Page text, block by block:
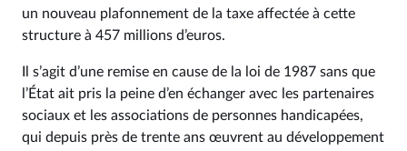
un nouveau plafonnement de la taxe affectée à cette
structure à 457 millions d’euros.
Il s’agit d’une remise en cause de la loi de 1987 sans que
l’État ait pris la peine d’en échanger avec les partenaires
sociaux et les associations de personnes handicapées,
qui depuis près de trente ans œuvrent au développement